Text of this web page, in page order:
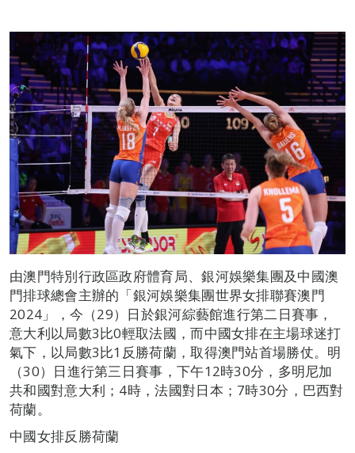
由澳門特別行政區政府體育局、銀河娛樂集團及中國澳
門排球總會主辦的「銀河娛樂集團世界女排聯賽澳門
2024」，今（29）日於銀河綜藝館進行第二日賽事，
意大利以局數3比0輕取法國，而中國女排在主場球迷打
氣下，以局數3比1反勝荷蘭，取得澳門站首場勝仗。明
（30）日進行第三日賽事，下午12時30分，多明尼加
共和國對意大利；4時，法國對日本；7時30分，巴西對
荷蘭。
中國女排反勝荷蘭